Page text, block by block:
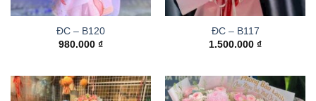
ĐC – B120
980.000 ₫
ĐC – B117
1.500.000 ₫